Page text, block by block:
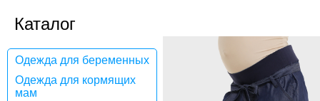
Каталог
Одежда для беременных
Одежда для кормящих
мам